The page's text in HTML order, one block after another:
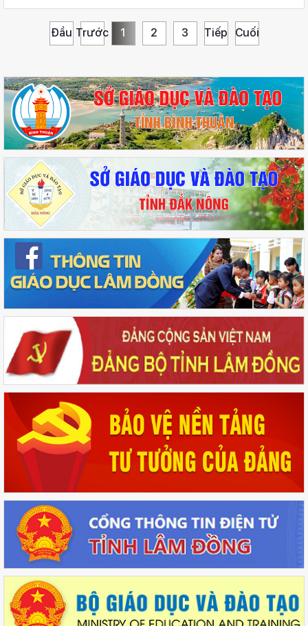
Đầu Trước 1 2 3 Tiếp Cuối